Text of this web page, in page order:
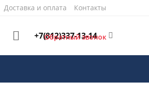
Доставка и оплата Контакты
+7(812)337-13-14
Обратный звонок